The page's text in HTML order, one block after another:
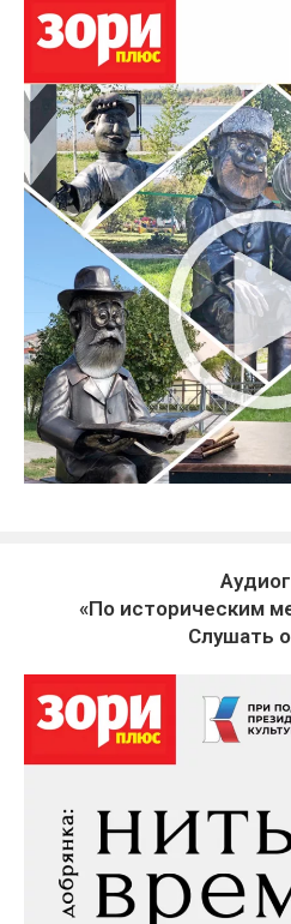
«По историческим
Слушать